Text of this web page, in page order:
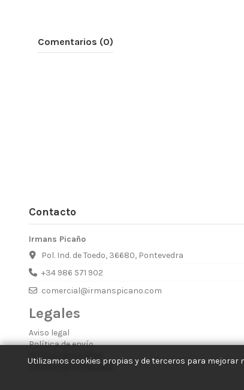
Comentarios (0)
Contacto
Irmans Picaño
Pol. Ind. de Toedo, 36680, Pontevedra
+34 986 571 902
comercial@irmanspicano.com
Legales
Aviso legal
Política de envío
Política de Cookies
Política de Privacidad
Utilizamos cookies propias y de terceros para